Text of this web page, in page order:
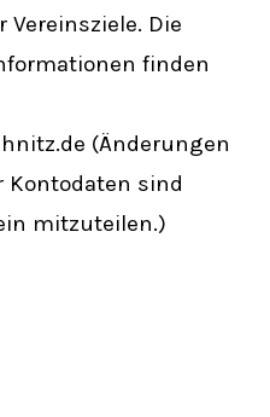
Die
finden
(Änderungen
Kontodaten sind
mitzuteilen.)